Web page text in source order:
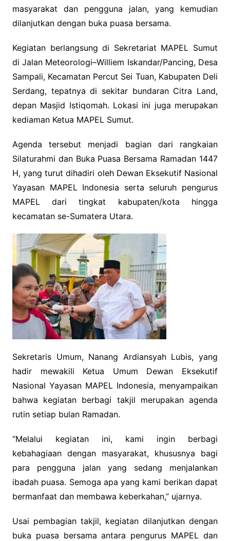
masyarakat dan pengguna jalan, yang kemudian
dilanjutkan dengan buka puasa bersama.
Kegiatan berlangsung di Sekretariat MAPEL Sumut
di Jalan Meteorologi–Williem Iskandar/Pancing, Desa
Sampali, Kecamatan Percut Sei Tuan, Kabupaten Deli
Serdang, tepatnya di sekitar bundaran Citra Land,
depan Masjid Istiqomah. Lokasi ini juga merupakan
kediaman Ketua MAPEL Sumut.
Agenda tersebut menjadi bagian dari rangkaian
Silaturahmi dan Buka Puasa Bersama Ramadan 1447
H, yang turut dihadiri oleh Dewan Eksekutif Nasional
Yayasan MAPEL Indonesia serta seluruh pengurus
MAPEL dari tingkat kabupaten/kota hingga
kecamatan se-Sumatera Utara.
Sekretaris Umum, Nanang Ardiansyah Lubis, yang
hadir mewakili Ketua Umum Dewan Eksekutif
Nasional Yayasan MAPEL Indonesia, menyampaikan
bahwa kegiatan berbagi takjil merupakan agenda
rutin setiap bulan Ramadan.
“Melalui kegiatan ini, kami ingin berbagi
kebahagiaan dengan masyarakat, khususnya bagi
para pengguna jalan yang sedang menjalankan
ibadah puasa. Semoga apa yang kami berikan dapat
bermanfaat dan membawa keberkahan,” ujarnya.
Usai pembagian takjil, kegiatan dilanjutkan dengan
buka puasa bersama antara pengurus MAPEL dan